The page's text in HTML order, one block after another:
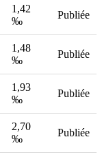
1,42
‰
Publiée
1,48
‰
Publiée
1,93
‰
Publiée
2,70
‰
Publiée